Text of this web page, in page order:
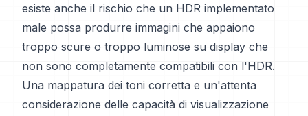
esiste anche il rischio che un HDR implementato
male possa produrre immagini che appaiono
troppo scure o troppo luminose su display che
non sono completamente compatibili con l'HDR.
Una mappatura dei toni corretta e un'attenta
considerazione delle capacità di visualizzazione